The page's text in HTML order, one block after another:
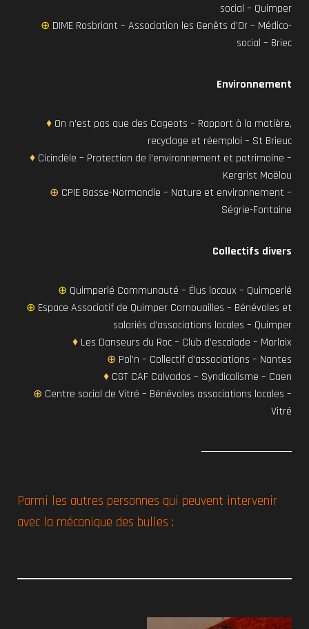
social – Quimper
⊕ DIME Rosbriant – Association les Genêts d’Or – Médico-
social – Briec
Environnement
♦ On n’est pas que des Cageots – Rapport à la matière,
recyclage et réemploi – St Brieuc
♦ Cicindèle – Protection de l’environnement et patrimoine –
Kergrist Moëlou
⊕ CPIE Basse-Normandie – Nature et environnement –
Ségrie-Fontaine
Collectifs divers
⊕ Quimperlé Communauté – Élus locaux – Quimperlé
⊕ Espace Associatif de Quimper Cornouailles – Bénévoles et
salariés d’associations locales – Quimper
♦ Les Danseurs du Roc – Club d’escalade – Morlaix
⊕ Pol’n – Collectif d’associations – Nantes
♦ CGT CAF Calvados – Syndicalisme – Caen
⊕ Centre social de Vitré – Bénévoles associations locales –
Vitré
Parmi les autres personnes qui peuvent intervenir
avec la mécanique des bulles :